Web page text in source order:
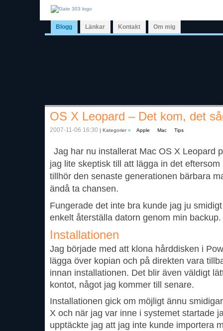
Blogg Länkar Kontakt Om mig
OS X Leopard – Det kom, det
2007-11-06 16:30 | Kategorier» Apple Mac Tips
Jag har nu installerat Mac OS X Leopard
jag lite skeptisk till att lägga in det
tillhör den senaste generationen bärbara
ändå ta chansen.
Fungerade det inte bra kunde jag ju
enkelt återställa datorn genom min backup.
Installationen
Jag började med att klona hårddisken i
lägga över kopian och på direkten vara
innan installationen. Det blir även väldigt
kontot, något jag kommer till senare.
Installationen gick om möjligt ännu
X och när jag var inne i systemet startade
upptäckte jag att jag inte kunde importera